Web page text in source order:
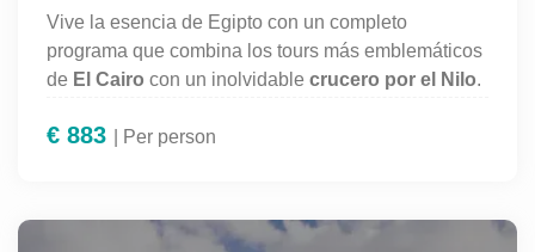
Vive la esencia de Egipto con un completo
programa que combina los tours más emblemáticos
de El Cairo con un inolvidable crucero por el Nilo.
Egipcio
y la Esfinge
cultura y paisajes únicos.
€ 883 | Per person